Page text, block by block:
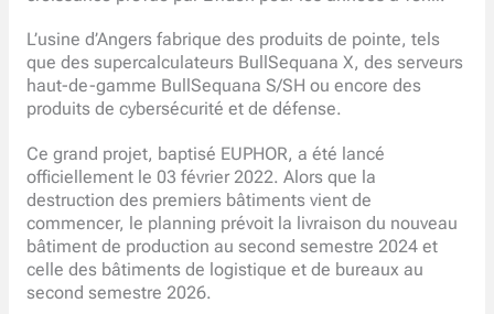
L’usine d’Angers fabrique des produits de pointe, tels
que des supercalculateurs BullSequana X, des serveurs
haut-de-gamme BullSequana S/SH ou encore des
produits de cybersécurité et de défense.
Ce grand projet, baptisé EUPHOR, a été lancé
officiellement le 03 février 2022. Alors que la
destruction des premiers bâtiments vient de
commencer, le planning prévoit la livraison du nouveau
bâtiment de production au second semestre 2024 et
celle des bâtiments de logistique et de bureaux au
second semestre 2026.